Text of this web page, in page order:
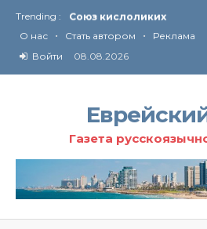
Trending :
Соглашение США с
Технология Революции
О нас • Стать автором • Реклама
Войти
08.08.2026
Газета